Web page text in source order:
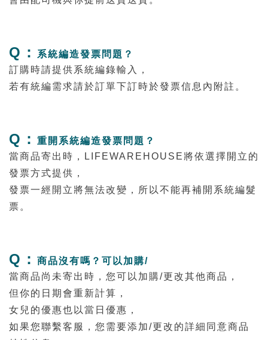
Q：
系統編造發票問題？
訂購時請提供系統編錄輸入，
若有統編需求請於訂單下訂時於發票信息內附註 。
Q：
重開系統編造發票問題？
當商品寄出時，LIFEWAREHOUSE將依選擇開立的
發票方式提供，
發票一經開立將無法改變，所以不能再補開系統編髮
票。
Q：
商品沒有嗎？可以加購/
當商品尚未寄出時，您可以加購/更改其他商品，
但你的日期會重新計算，
女兒的優惠也以當日優惠，
如果您聯繫客服，您需要添加/更改的詳細同意商品